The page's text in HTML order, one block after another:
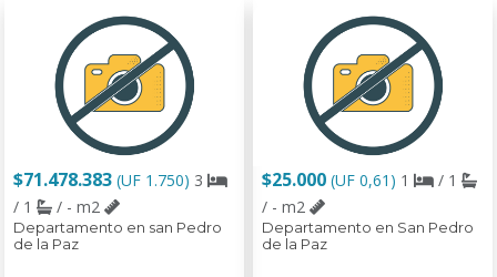
$71.478.383 (UF 1.750) 3
/ 1
/ - m2
Departamento en san Pedro
de la Paz
$25.000 (UF 0,61) 1
/ 1
/ - m2
Departamento en San Pedro
de la Paz